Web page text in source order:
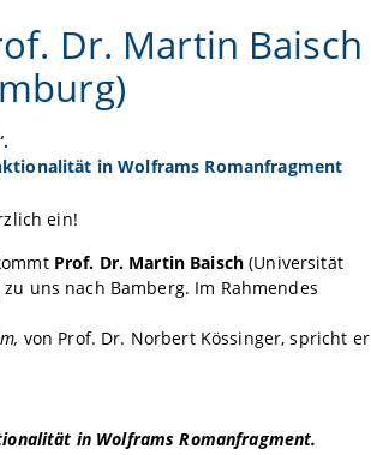
Dr. Martin Baisch
in Wolframs Romanfragment
ein!
Prof. Dr. Martin Baisch (Universität
uns nach Bamberg. Im Rahmendes
von Prof. Dr. Norbert Kössinger, spricht er
in Wolframs Romanfragment.